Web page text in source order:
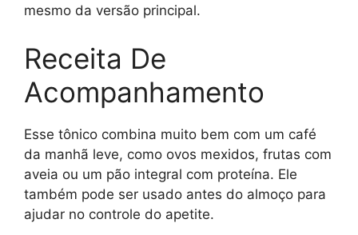
mesmo da versão principal.
Receita De
Acompanhamento
Esse tônico combina muito bem com um café
da manhã leve, como ovos mexidos, frutas com
aveia ou um pão integral com proteína. Ele
também pode ser usado antes do almoço para
ajudar no controle do apetite.